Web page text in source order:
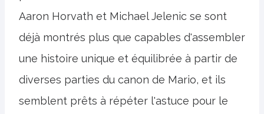
Aaron Horvath et Michael Jelenic se sont
déjà montrés plus que capables d'assembler
une histoire unique et équilibrée à partir de
diverses parties du canon de Mario, et ils
semblent prêts à répéter l'astuce pour le